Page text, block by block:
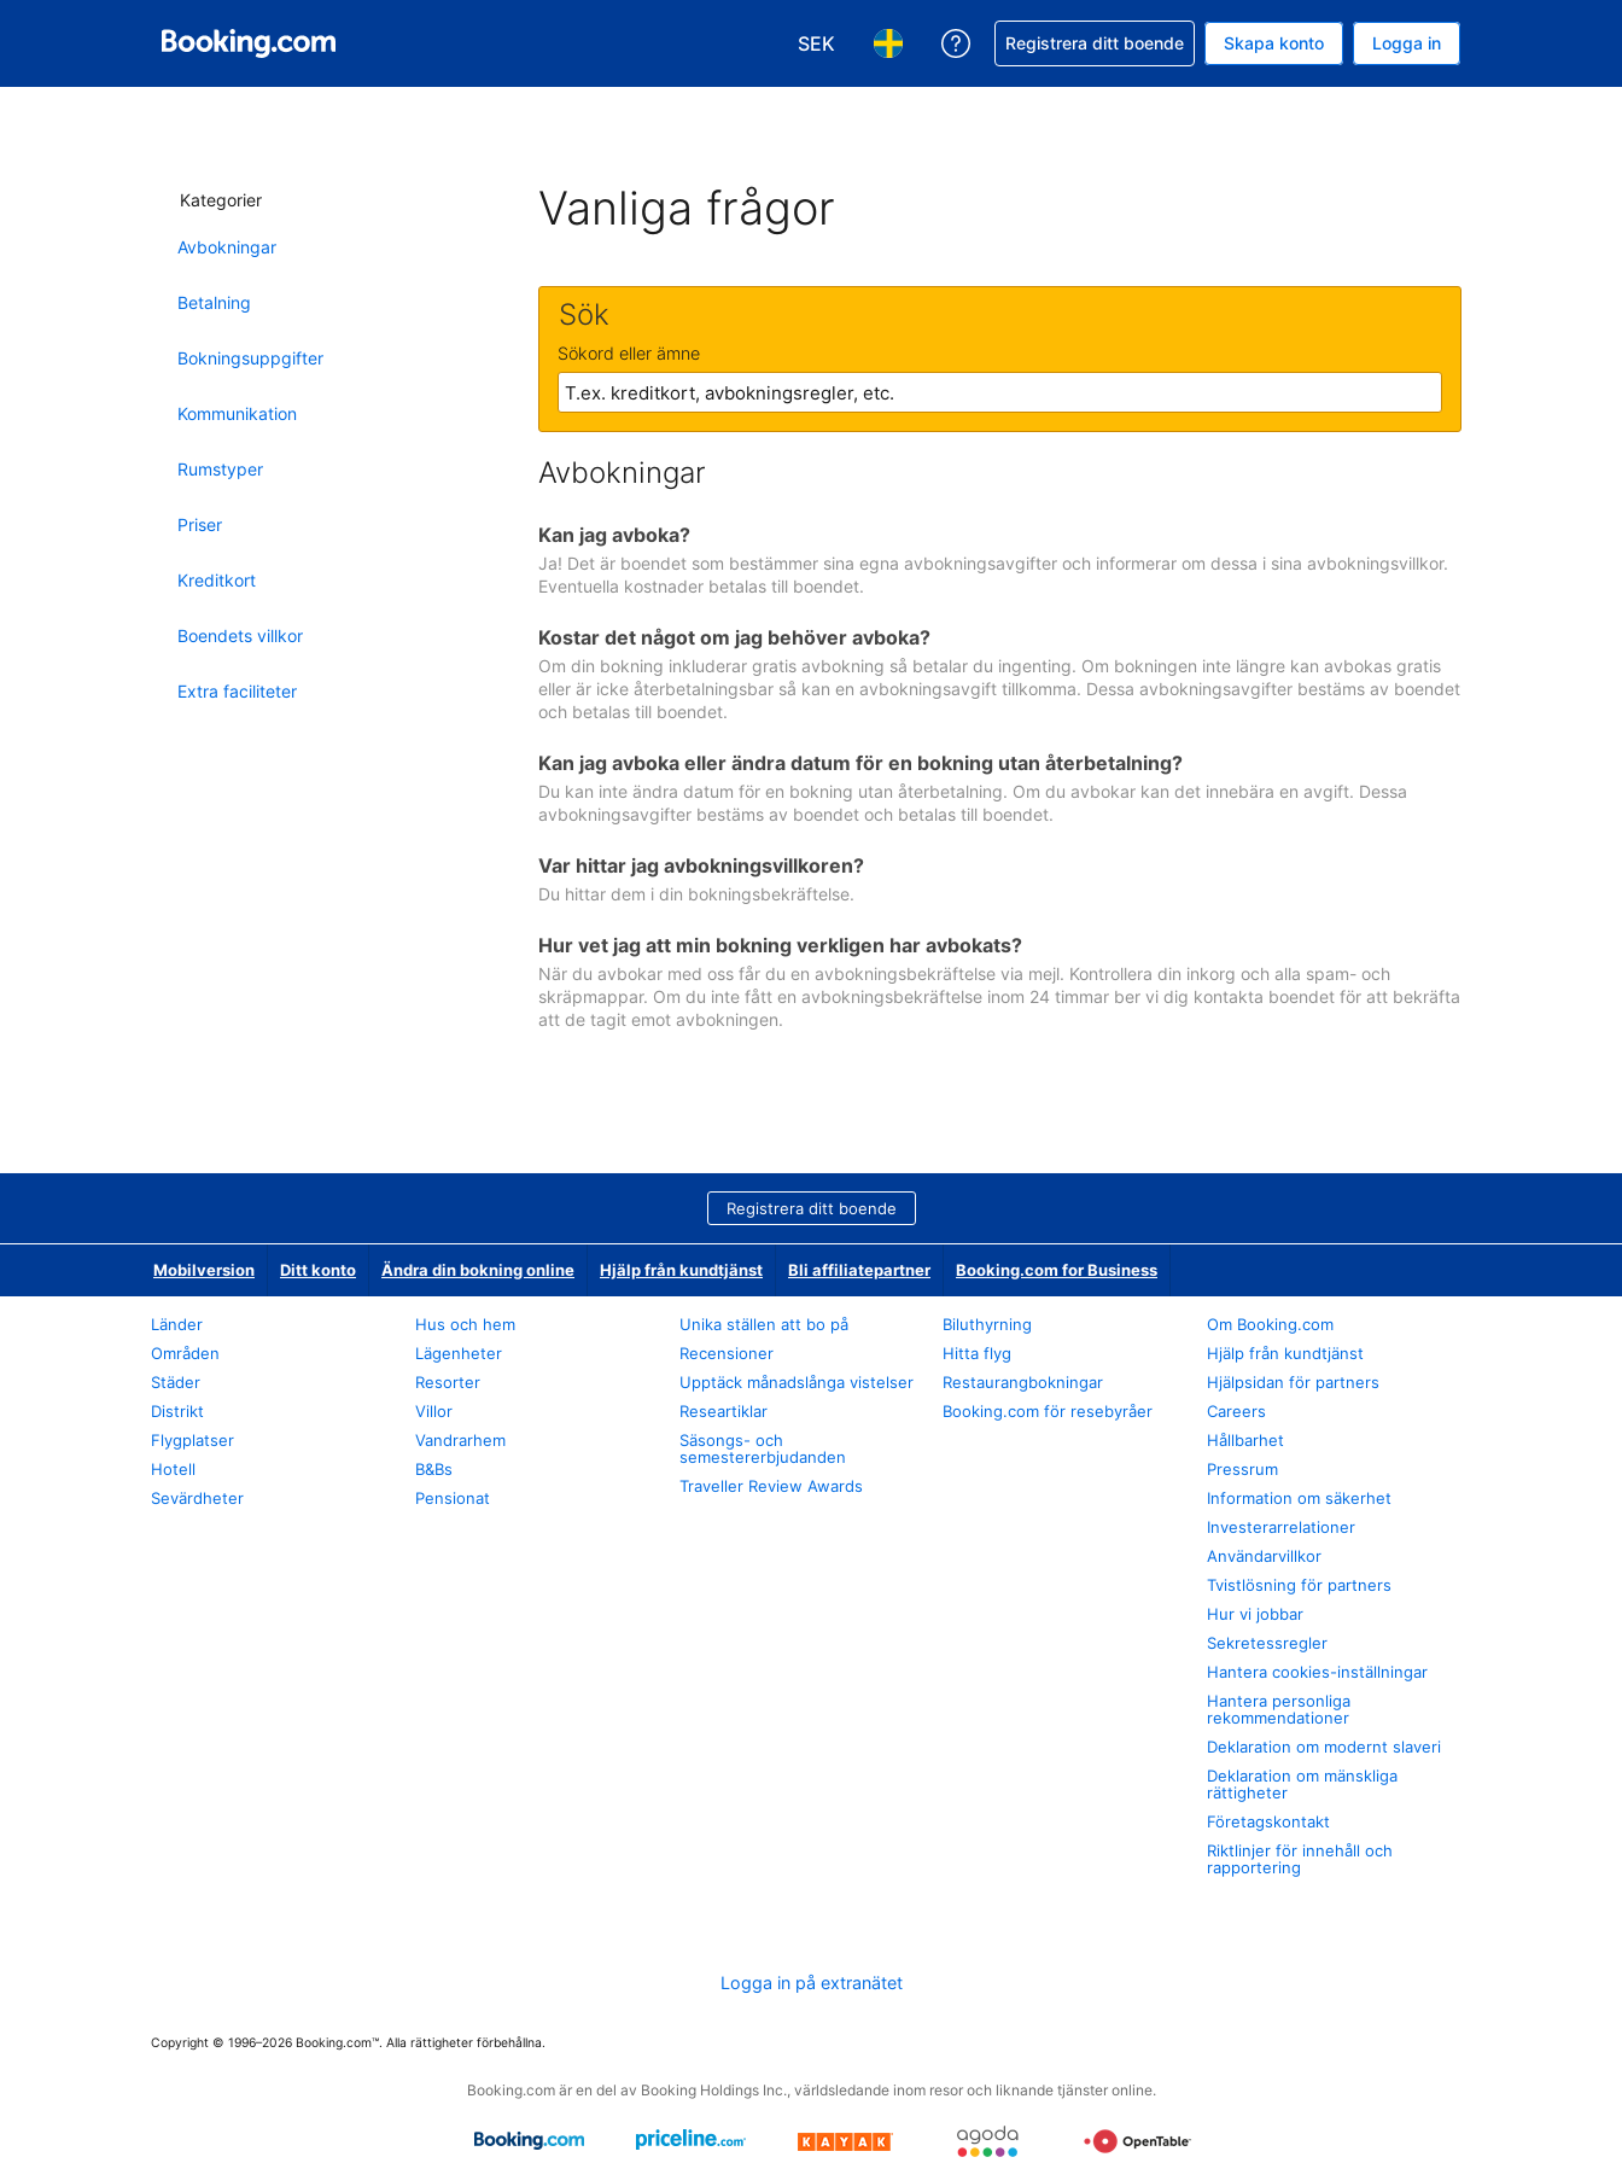
SEK
Välj valuta. Din nuvarande valuta är Svenska kronor
Välj språk. Ditt nuvarande språk är Svenska
Få hjälp med din bokning
Registrera ditt boende Skapa konto Logga in
Kategorier
Avbokningar
Betalning
Bokningsuppgifter
Kommunikation
Rumstyper
Priser
Kreditkort
Boendets villkor
Extra faciliteter
Vanliga frågor
Sök
Sökord eller ämne
Avbokningar
Kan jag avboka?
Ja! Det är boendet som bestämmer sina egna avbokningsavgifter och informerar om dessa i sina avbokningsvillkor.
Eventuella kostnader betalas till boendet.
Kostar det något om jag behöver avboka?
Om din bokning inkluderar gratis avbokning så betalar du ingenting. Om bokningen inte längre kan avbokas gratis
eller är icke återbetalningsbar så kan en avbokningsavgift tillkomma. Dessa avbokningsavgifter bestäms av boendet
och betalas till boendet.
Kan jag avboka eller ändra datum för en bokning utan återbetalning?
Du kan inte ändra datum för en bokning utan återbetalning. Om du avbokar kan det innebära en avgift. Dessa
avbokningsavgifter bestäms av boendet och betalas till boendet.
Var hittar jag avbokningsvillkoren?
Du hittar dem i din bokningsbekräftelse.
Hur vet jag att min bokning verkligen har avbokats?
När du avbokar med oss får du en avbokningsbekräftelse via mejl. Kontrollera din inkorg och alla spam- och
skräpmappar. Om du inte fått en avbokningsbekräftelse inom 24 timmar ber vi dig kontakta boendet för att bekräfta
att de tagit emot avbokningen.
Registrera ditt boende
Mobilversion Ditt konto Ändra din bokning online Hjälp från kundtjänst Bli affiliatepartner Booking.com for Business
Länder
Områden
Städer
Distrikt
Flygplatser
Hotell
Sevärdheter
Hus och hem
Lägenheter
Resorter
Villor
Vandrarhem
B&Bs
Pensionat
Unika ställen att bo på
Recensioner
Upptäck månadslånga vistelser
Researtiklar
Säsongs- och
semestererbjudanden
Traveller Review Awards
Biluthyrning
Hitta flyg
Restaurangbokningar
Booking.com för resebyråer
Om Booking.com
Hjälp från kundtjänst
Hjälpsidan för partners
Careers
Hållbarhet
Pressrum
Information om säkerhet
Investerarrelationer
Användarvillkor
Tvistlösning för partners
Hur vi jobbar
Sekretessregler
Hantera cookies-inställningar
Hantera personliga
rekommendationer
Deklaration om modernt slaveri
Deklaration om mänskliga
rättigheter
Företagskontakt
Riktlinjer för innehåll och
rapportering
Logga in på extranätet
Copyright © 1996–2026 Booking.com™. Alla rättigheter förbehållna.
Booking.com är en del av Booking Holdings Inc., världsledande inom resor och liknande tjänster online.